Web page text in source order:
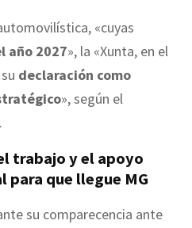
«cuyas
año 2027», la «Xunta, en el
declaración como
», según el
trabajo y el apoyo
para que llegue MG
su comparecencia ante